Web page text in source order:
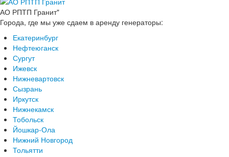
АО РПТП Гранит"
Города, где мы уже сдаем в аренду генераторы:
Екатеринбург
Нефтеюганск
Сургут
Ижевск
Нижневартовск
Сызрань
Иркутск
Нижнекамск
Тобольск
Йошкар-Ола
Нижний Новгород
Тольятти